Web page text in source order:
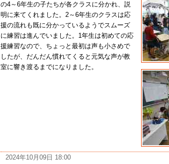
の4～6年生の子たちが各クラスに分かれ、説
明に来てくれました。2～6年生のクラスは応
援の流れも既に分かっているようでスムーズ
に練習は進んでいました。1年生は初めての応
援練習なので、ちょっと最初は声も小さめで
したが、だんだん慣れてくると元気な声が教
室に響き渡るまでになりました。
2024年10月09日 18:00